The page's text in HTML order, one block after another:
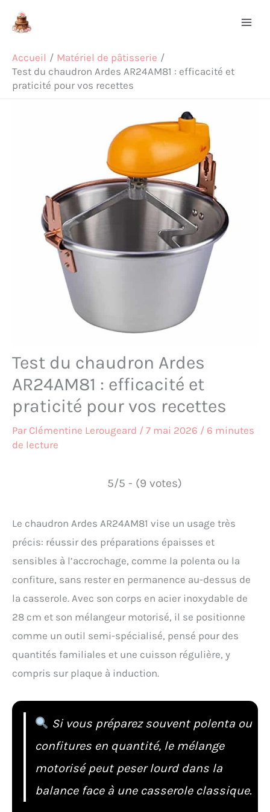
Accueil
Matériel de pâtisserie
Test du chaudron Ardes AR24AM81 : efficacité et
praticité pour vos recettes
Test du chaudron Ardes
AR24AM81 : efficacité et
praticité pour vos recettes
Par Clémentine Lerougeard / 7 mai 2026 / 6 minutes
de lecture
5/5 - (9 votes)
Le chaudron Ardes AR24AM81 vise un usage très
précis: réussir des préparations épaisses et
sensibles à l’accrochage, comme la polenta ou la
confiture, sans rester en permanence au-dessus de
la casserole. Avec son corps en acier inoxydable de
28 cm et son mélangeur motorisé, il se positionne
comme un outil semi-spécialisé, pensé pour des
quantités familiales et une cuisson régulière, y
compris sur plaque à induction.
Si vous préparez souvent polenta ou
confitures en quantité, le mélange
motorisé peut peser lourd dans la
balance face à une casserole classique.
Rechercher